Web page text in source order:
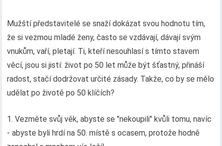
Mužští představitelé se snaží dokázat svou hodnotu tím,
že si vezmou mladé ženy, často se vzdávají, dávají svým
vnukům, vaří, pletají. Ti, kteří nesouhlasí s tímto stavem
věcí, jsou si jistí: život po 50 let může být šťastný, přináší
radost, stačí dodržovat určité zásady. Takže, co by se mělo
udělat po životě po 50 klíčích?
1. Vezměte svůj věk, abyste se "nekoupili" kvůli tomu, navíc
- abyste byli hrdí na 50. místě s ocasem, protože hodně